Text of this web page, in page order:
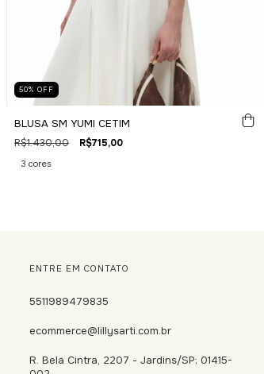
50%OFF
BLUSA SM YUMI CETIM
R$1.430,00 R$715,00
3 cores
ENTRE EM CONTATO
5511989479835
ecommerce@lillysarti.com.br
R. Bela Cintra, 2207 - Jardins/SP; 01415-